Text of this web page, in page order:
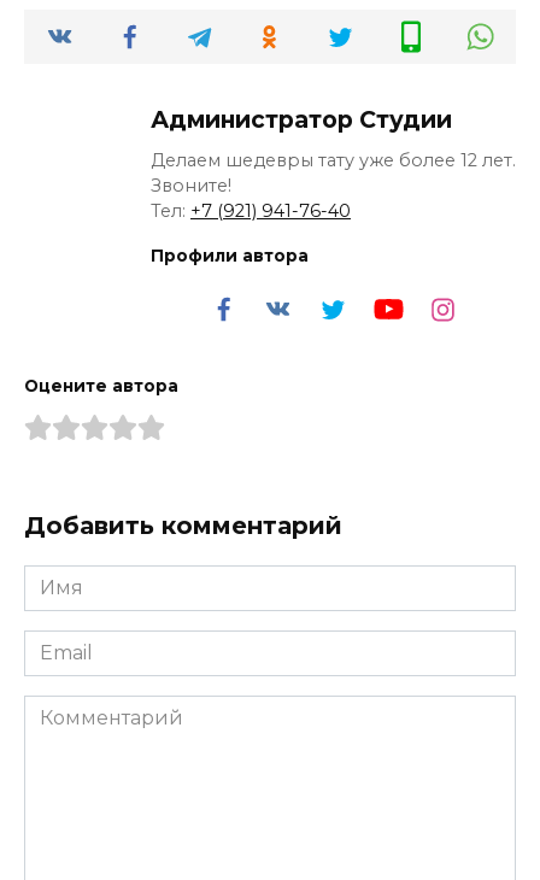
Администратор Студии
Делаем шедевры тату уже более 12 лет.
Звоните!
Тел: +7 (921) 941-76-40
Профили автора
Оцените автора
Добавить комментарий
Имя
*
Email
*
Комментарий